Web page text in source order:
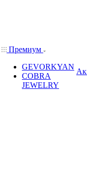
Премиум
GEVORKYAN
COBRA
JEWELRY